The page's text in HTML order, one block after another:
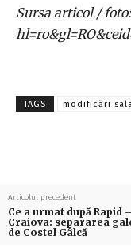
Sursa articol /
TAGS modificări
Articolul precedent
Ce a urmat după Rapid –
Craiova: separarea
de Costel Gâlcă